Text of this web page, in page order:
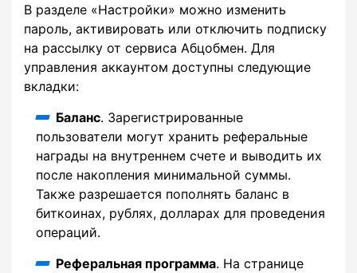
В разделе «Настройки» можно изменить
пароль, активировать или отключить подписку
на рассылку от сервиса Абцобмен. Для
управления аккаунтом доступны следующие
вкладки:
Баланс. Зарегистрированные
пользователи могут хранить реферальные
награды на внутреннем счете и выводить их
после накопления минимальной суммы.
Также разрешается пополнять баланс в
биткоинах, рублях, долларах для проведения
операций.
Реферальная программа. На странице